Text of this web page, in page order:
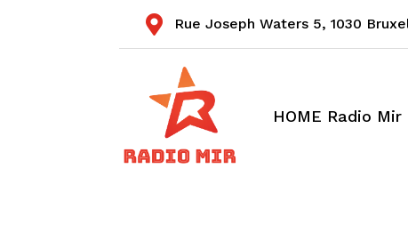
 Rue Joseph Waters 5,1030
HOME Radio Mir